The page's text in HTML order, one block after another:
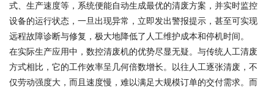
式、生产速度等，系统便能自动生成最优的清废方案，并实时监控
设备的运行状态，一旦出现异常，立即发出警报提示，甚至可实现
远程故障诊断与修复，极大地降低了人工维护成本和停机时间。
在实际生产应用中，数控清废机的优势尽显无疑。与传统人工清废
方式相比，它的工作效率呈几何倍数增长。以往人工逐张清废，不
仅劳动强度大，而且速度慢，难以满足大规模订单的交付需求。而